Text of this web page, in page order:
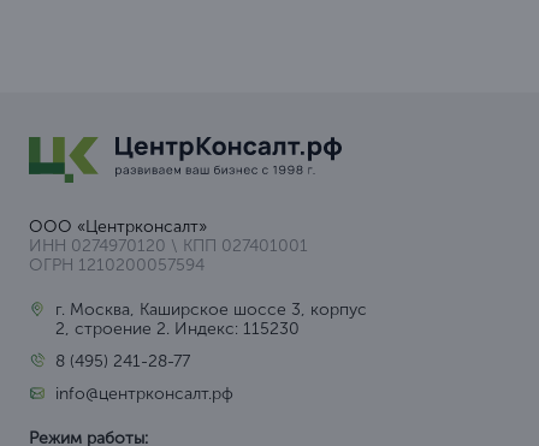
ООО «Центрконсалт»
ИНН 0274970120 \ КПП 027401001
ОГРН 1210200057594
г. Москва, Каширское шоссе 3, корпус
2, строение 2. Индекс: 115230
8 (495) 241-28-77
info@центрконсалт.рф
Режим работы: